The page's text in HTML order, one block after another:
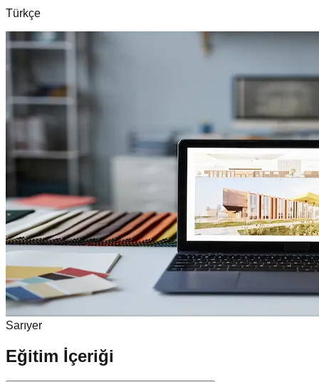
Türkçe
Sarıyer
Eğitim İçeriği